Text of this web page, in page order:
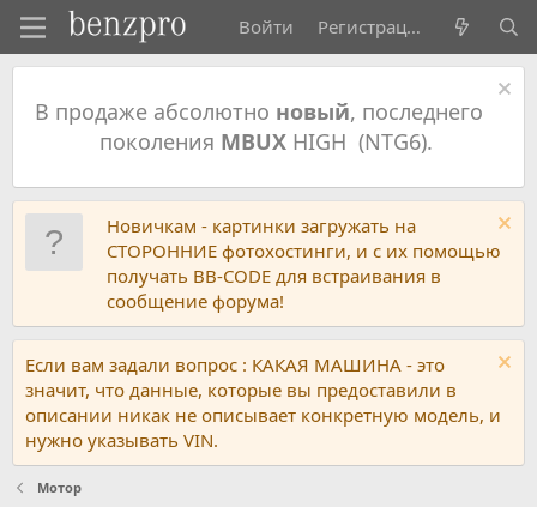
Войти Регистрация
В продаже абсолютно новый, последнего
поколения MBUXHIGH (NTG6).
Новичкам - картинки загружать на
СТОРОННИЕ фотохостинги, и с их помощью
получать BB-CODE для встраивания в
сообщение форума!
Если вам задали вопрос : КАКАЯ МАШИНА - это
значит, что данные, которые вы предоставили в
описании никак не описывает конкретную модель, и
нужно указывать VIN.
Мотор